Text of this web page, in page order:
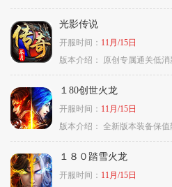
光影传说
开服时间： 11月/15日
版本介绍：
原创专属通关低
１80创世火龙
开服时间： 11月/15日
版本介绍： 全新版本装备保
１８０踏雪火龙
开服时间： 11月/15日